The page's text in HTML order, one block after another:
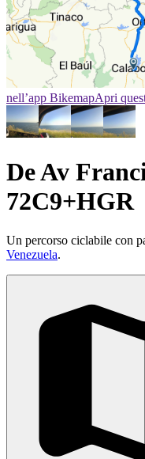
nell’app BikemapApri
De Av
72C9+HGR
Un percorso ciclabile con
Venezuela.